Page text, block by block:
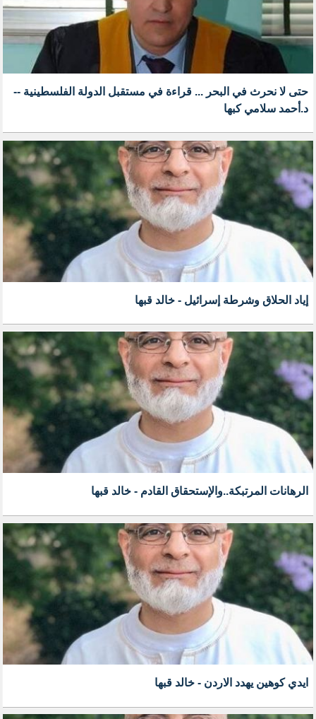
حتى لا نحرث في البحر ... قراءة في مستقبل الدولة الفلسطينية --
د.أحمد سلامي كبها
إياد الحلاق وشرطة إسرائيل - خالد قبها
الرهانات المرتبكة..والإستحقاق القادم - خالد قبها
ايدي كوهين يهدد الاردن - خالد قبها